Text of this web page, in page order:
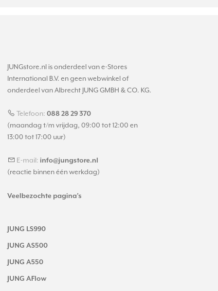
JUNGstore.nl is onderdeel van e-Stores
International B.V. en geen webwinkel of
onderdeel van Albrecht JUNG GMBH & CO. KG.
Telefoon: 088 28 29 370
(maandag t/m vrijdag, 09:00 tot 12:00 en
13:00 tot 17:00 uur)
E-mail: info@jungstore.nl
(reactie binnen één werkdag)
Veelbezochte pagina's
JUNG LS990
JUNG AS500
JUNG A550
JUNG AFlow